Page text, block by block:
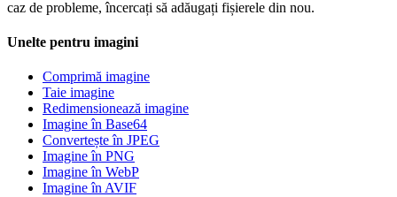
caz de probleme, încercați să adăugați fișierele din nou.
Unelte pentru imagini
Comprimă imagine
Taie imagine
Redimensionează imagine
Imagine în Base64
Convertește în JPEG
Imagine în PNG
Imagine în WebP
Imagine în AVIF